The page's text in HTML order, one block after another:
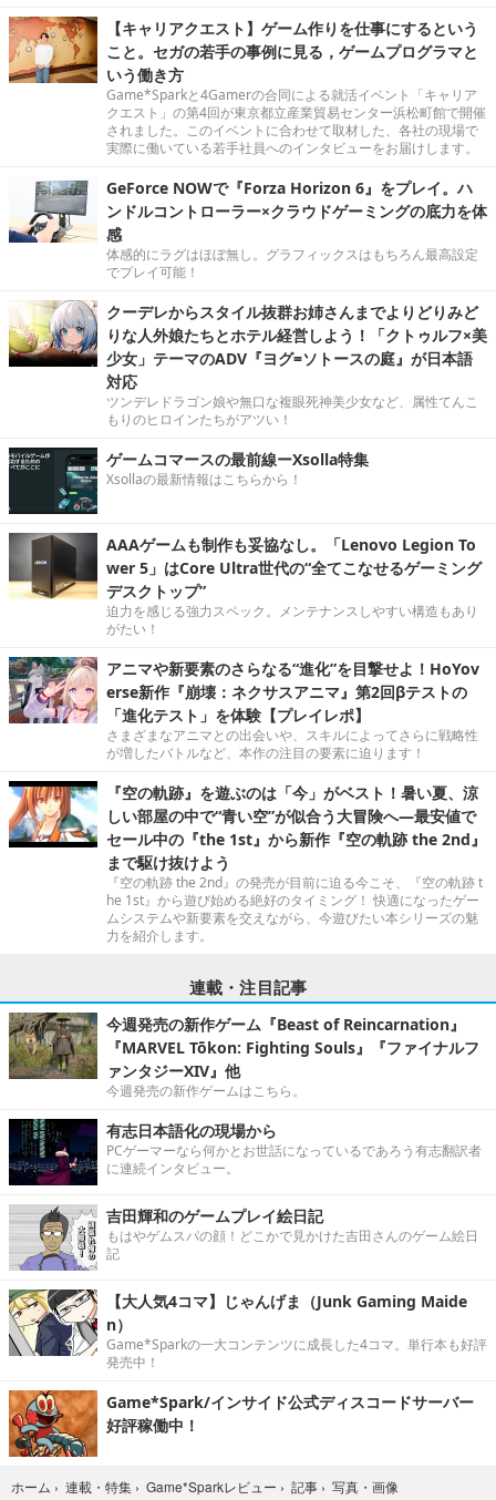
【キャリアクエスト】ゲーム作りを仕事にするという
こと。セガの若手の事例に見る，ゲームプログラマと
いう働き方
Game*Sparkと4Gamerの合同による就活イベント「キャリア
クエスト」の第4回が東京都立産業貿易センター浜松町館で開催
されました。このイベントに合わせて取材した、各社の現場で
実際に働いている若手社員へのインタビューをお届けします。
GeForce NOWで『Forza Horizon 6』をプレイ。ハ
ンドルコントローラー×クラウドゲーミングの底力を体
感
体感的にラグはほぼ無し。グラフィックスはもちろん最高設定
でプレイ可能！
クーデレからスタイル抜群お姉さんまでよりどりみど
りな人外娘たちとホテル経営しよう！「クトゥルフ×美
少女」テーマのADV『ヨグ=ソトースの庭』が日本語
対応
ツンデレドラゴン娘や無口な複眼死神美少女など、属性てんこ
もりのヒロインたちがアツい！
ゲームコマースの最前線ーXsolla特集
Xsollaの最新情報はこちらから！
AAAゲームも制作も妥協なし。「Lenovo Legion To
wer 5」はCore Ultra世代の“全てこなせるゲーミング
デスクトップ”
迫力を感じる強力スペック。メンテナンスしやすい構造もあり
がたい！
アニマや新要素のさらなる“進化”を目撃せよ！HoYov
erse新作『崩壊：ネクサスアニマ』第2回βテストの
「進化テスト」を体験【プレイレポ】
さまざまなアニマとの出会いや、スキルによってさらに戦略性
が増したバトルなど、本作の注目の要素に迫ります！
『空の軌跡』を遊ぶのは「今」がベスト！暑い夏、涼
しい部屋の中で“青い空”が似合う大冒険へ―最安値で
セール中の『the 1st』から新作『空の軌跡 the 2nd』
まで駆け抜けよう
『空の軌跡 the 2nd』の発売が目前に迫る今こそ、『空の軌跡 t
he 1st』から遊び始める絶好のタイミング！ 快適になったゲー
ムシステムや新要素を交えながら、今遊びたい本シリーズの魅
力を紹介します。
連載・注目記事
今週発売の新作ゲーム『Beast of Reincarnation』
『MARVEL Tōkon: Fighting Souls』『ファイナルフ
ァンタジーXIV』他
今週発売の新作ゲームはこちら。
有志日本語化の現場から
PCゲーマーなら何かとお世話になっているであろう有志翻訳者
に連続インタビュー。
吉田輝和のゲームプレイ絵日記
もはやゲムスパの顔！どこかで見かけた吉田さんのゲーム絵日
記
【大人気4コマ】じゃんげま（Junk Gaming Maide
n）
Game*Sparkの一大コンテンツに成長した4コマ。単行本も好評
発売中！
Game*Spark/インサイド公式ディスコードサーバー
好評稼働中！
ホーム › 連載・特集 › Game*Sparkレビュー › 記事 › 写真・画像